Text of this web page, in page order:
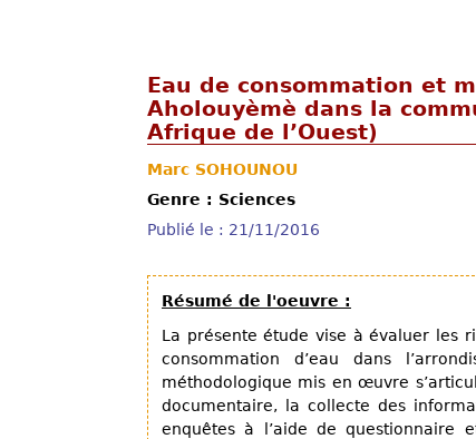
Eau de consommation et
Aholouyèmè dans la
Afrique de l’Ouest)
Marc SOHOUNOU
Genre : Sciences
Publié le : 21/11/2016
Résumé de l'oeuvre :
La présente étude vise à évaluer les
consommation d’eau dans
méthodologique mis en œuvre
documentaire, la collecte des
enquêtes à l’aide de questionnaire